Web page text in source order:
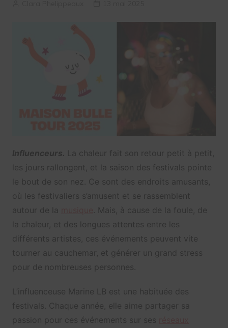
Influenceurs. La chaleur fait son retour petit à petit,
les jours rallongent, et la saison des festivals pointe
le bout de son nez. Ce sont des endroits amusants,
où les festivaliers s’amusent et se rassemblent
autour de la
. Mais, à cause de la foule, de
la chaleur, et des longues attentes entre les
différents artistes, ces événements peuvent vite
tourner au cauchemar, et générer un grand stress
pour de nombreuses personnes.
L’influenceuse Marine LB est une habituée des
festivals. Chaque année, elle aime partager sa
passion pour ces événements sur ses